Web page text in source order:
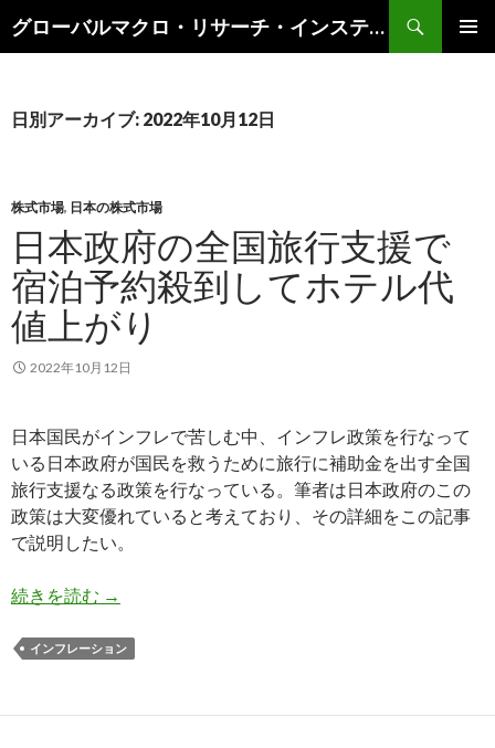
グローバルマクロ・リサーチ・インスティテュート
索
ン
キ
ッ
プ
日別アーカイブ: 2022年10月12日
株式市場, 日本の株式市場
日本政府の全国旅行支援で
宿泊予約殺到してホテル代
値上がり
2022年10月12日
日本国民がインフレで苦しむ中、インフレ政策を行なって
いる日本政府が国民を救うために旅行に補助金を出す全国
旅行支援なる政策を行なっている。筆者は日本政府のこの
政策は大変優れていると考えており、その詳細をこの記事
で説明したい。
続きを読む 日本政府の全国旅行支援で宿泊予約殺到してホ
→
インフレーション